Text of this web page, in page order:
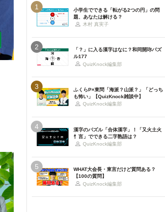
1
小学生でできる「転がる2つの円」の問
題、あなたは解ける？
木村 真実子
2
「？」に入る漢字はなに？和同開珎パズ
ル177
QuizKnock編集部
3
ふくらP×東問「海派？山派？」「どっち
も怖い」【QuizKnock雑談中】
QuizKnock編集部
4
漢字のパズル「合体漢字」！「又火土火
忄言」でできる二字熟語は？
QuizKnock編集部
5
WHAT大会長・東言だけど質問ある？
【100の質問】
QuizKnock編集部